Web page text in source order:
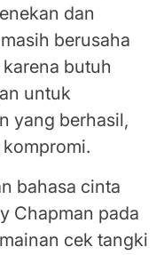
dan
berusaha
butuh
untuk
yang berhasil,
bahasa cinta
Chapman pada
cek tangki